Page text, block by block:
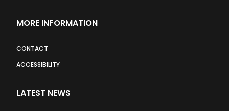
MORE INFORMATION
CONTACT
ACCESSIBILITY
LATEST NEWS